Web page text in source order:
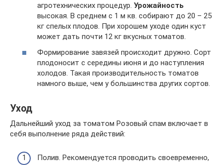
агротехнических процедур. Урожайность
высокая. В среднем с 1 м кв. собирают до 20 – 25
кг спелых плодов. При хорошем уходе один куст
может дать почти 12 кг вкусных томатов.
Формирование завязей происходит дружно. Сорт
плодоносит с середины июня и до наступления
холодов. Такая производительность томатов
намного выше, чем у большинства других сортов.
Уход
Дальнейший уход за томатом Розовый спам включает в
себя выполнение ряда действий:
Полив. Рекомендуется проводить своевременно,